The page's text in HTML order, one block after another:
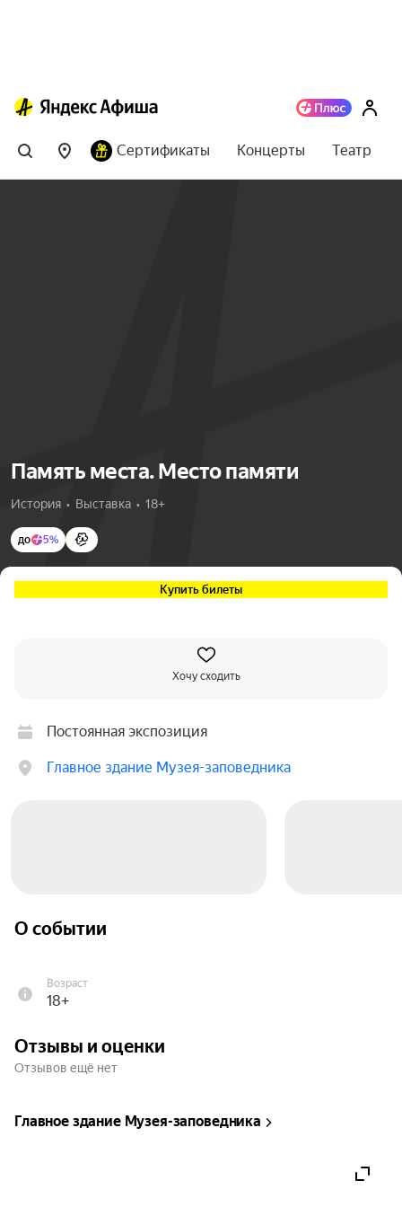
Сертификаты Концерты Театр
Память места. Место памяти
История  •  Выставка  •  18+
до 5%
Купить билеты
Хочу сходить
Постоянная экспозиция
Главное здание Музея-заповедника
О событии
Возраст
18+
Отзывы и оценки
Отзывов ещё нет
Главное здание Музея-заповедника